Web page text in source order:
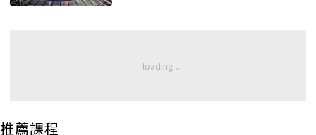
推薦課程